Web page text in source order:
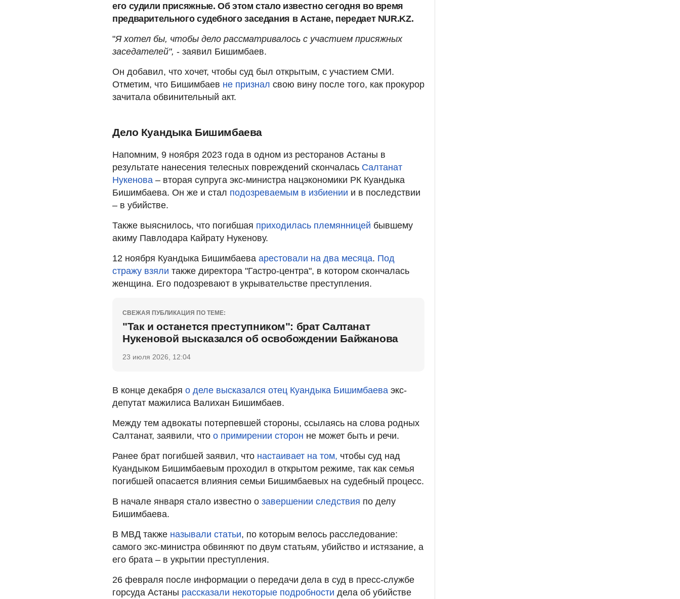
его судили присяжные. Об этом стало известно сегодня во время
предварительного судебного заседания в Астане, передает NUR.KZ.
"Я хотел бы, чтобы дело рассматривалось с участием присяжных
заседателей", - заявил Бишимбаев.
Он добавил, что хочет, чтобы суд был открытым, с участием СМИ.
Отметим, что Бишимбаев не признал свою вину после того, как прокурор
зачитала обвинительный акт.
Дело Куандыка Бишимбаева
Напомним, 9 ноября 2023 года в одном из ресторанов Астаны в
результате нанесения телесных повреждений скончалась Салтанат
Нукенова – вторая супруга экс-министра нацэкономики РК Куандыка
Бишимбаева. Он же и стал подозреваемым в избиении и в последствии
– в убийстве.
Также выяснилось, что погибшая приходилась племянницей бывшему
акиму Павлодара Кайрату Нукенову.
12 ноября Куандыка Бишимбаева арестовали на два месяца. Под
стражу взяли также директора "Гастро-центра", в котором скончалась
женщина. Его подозревают в укрывательстве преступления.
СВЕЖАЯ ПУБЛИКАЦИЯ ПО ТЕМЕ:
"Так и останется преступником": брат Салтанат
Нукеновой высказался об освобождении Байжанова
23 июля 2026, 12:04
В конце декабря о деле высказался отец Куандыка Бишимбаева экс-
депутат мажилиса Валихан Бишимбаев.
Между тем адвокаты потерпевшей стороны, ссылаясь на слова родных
Салтанат, заявили, что о примирении сторон не может быть и речи.
Ранее брат погибшей заявил, что настаивает на том, чтобы суд над
Куандыком Бишимбаевым проходил в открытом режиме, так как семья
погибшей опасается влияния семьи Бишимбаевых на судебный процесс.
В начале января стало известно о завершении следствия по делу
Бишимбаева.
В МВД также называли статьи, по которым велось расследование:
самого экс-министра обвиняют по двум статьям, убийство и истязание, а
его брата – в укрытии преступления.
26 февраля после информации о передачи дела в суд в пресс-службе
горсуда Астаны рассказали некоторые подробности дела об убийстве